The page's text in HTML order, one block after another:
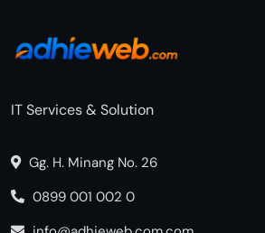
IT Services & Solution
Gg. H. Minang No. 26
0899 001 002 0